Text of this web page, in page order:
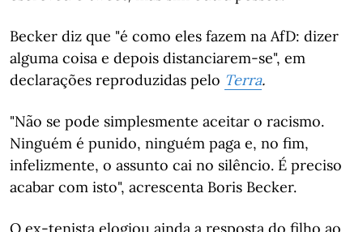
Becker diz que "é como eles fazem na AfD: dizer
alguma coisa e depois distanciarem-se", em
declarações reproduzidas pelo Terra.
"Não se pode simplesmente aceitar o racismo.
Ninguém é punido, ninguém paga e, no fim,
infelizmente, o assunto cai no silêncio. É preciso
acabar com isto", acrescenta Boris Becker.